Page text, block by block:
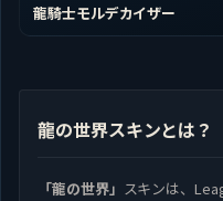
龍騎士モルデカイザー
龍の世界スキンとは
「龍の世界」 スキンは、